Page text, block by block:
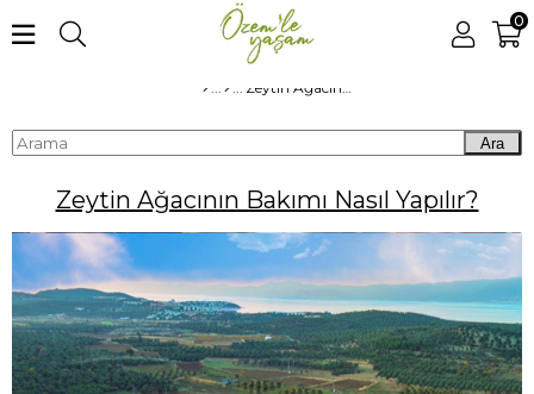
0
Zeytin Ağacının Bakımı Nasıl Yapılır?
Ara
Zeytin Ağacının Bakımı Nasıl Yapılır?